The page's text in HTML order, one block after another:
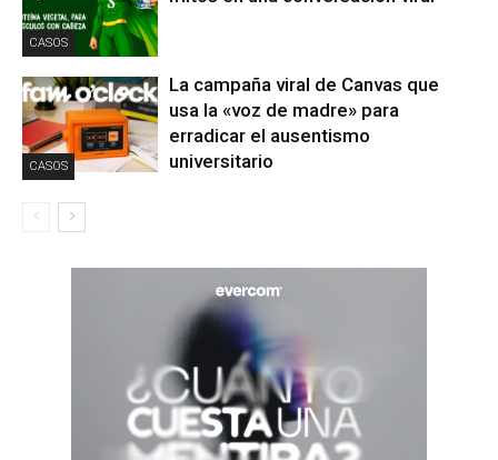
CASOS
CASOS
La campaña viral de Canvas que
usa la «voz de madre» para
erradicar el ausentismo
universitario